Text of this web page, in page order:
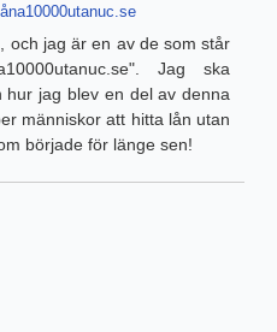
låna10000utanuc.se
och jag är en av de som står
Jag ska
hur jag blev en del av denna
människor att hitta lån utan
började för länge sen!